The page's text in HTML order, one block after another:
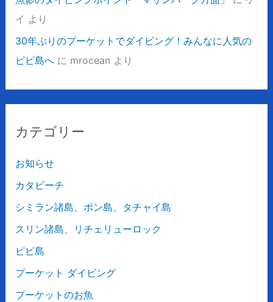
イ より
30年ぶりのプーケットでダイビング！みんなに人気の
ピピ島へに mrocean より
カテゴリー
お知らせ
カタビーチ
シミラン諸島、ボン島、タチャイ島
スリン諸島、リチェリューロック
ピピ島
プーケット ダイビング
プーケットのお魚